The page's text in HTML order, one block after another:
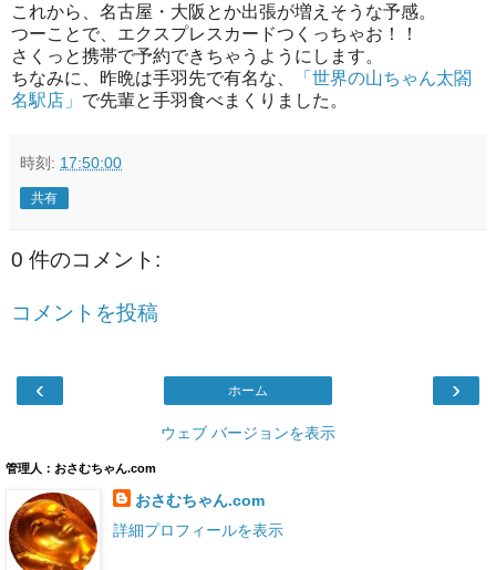
これから、名古屋・大阪とか出張が増えそうな予感。
つーことで、エクスプレスカードつくっちゃお！！
さくっと携帯で予約できちゃうようにします。
ちなみに、昨晩は手羽先で有名な、
「世界の山ちゃん太閤
名駅店」 で先輩と手羽食べまくりました。
時刻: 17:50:00
共有
0 件のコメント:
コメントを投稿
‹ ›
ホーム
ウェブ バージョンを表示
管理人：おさむちゃん.com
おさむちゃん.com
詳細プロフィールを表示